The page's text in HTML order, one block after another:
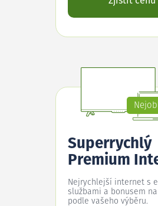
Superrychlý
Premium
Nejrychlejší internet s
službami a bonusem
podle vašeho výběru.